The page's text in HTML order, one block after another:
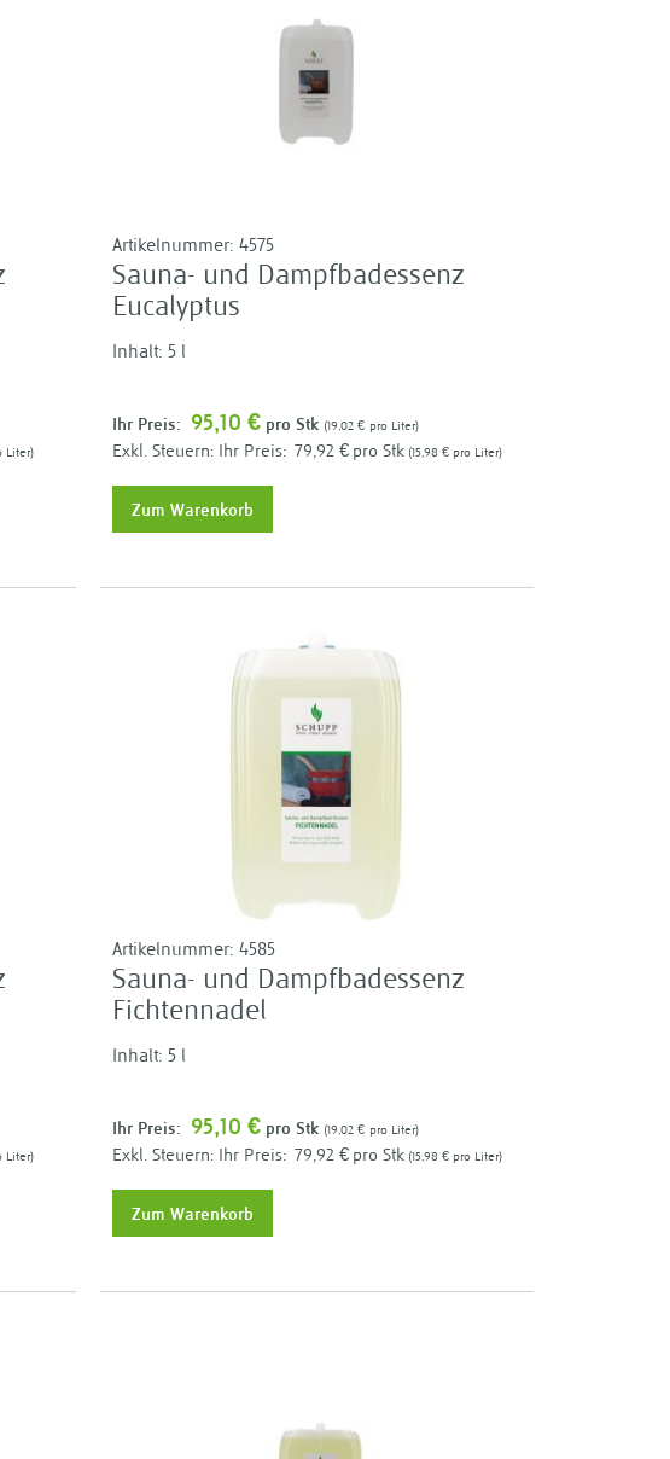
Liter
Artikelnummer: 4575
Sauna- und Dampfbadessenz
Eucalyptus
Inhalt: 5 l
Ihr Preis: 95,10 € pro Stk 19,02 € pro Liter
Ihr Preis: 79,92 € pro Stk 15,98 € pro Liter
Zum Warenkorb
Liter
Artikelnummer: 4585
Sauna- und Dampfbadessenz
Fichtennadel
Inhalt: 5 l
Ihr Preis: 95,10 € pro Stk 19,02 € pro Liter
Ihr Preis: 79,92 € pro Stk 15,98 € pro Liter
Zum Warenkorb